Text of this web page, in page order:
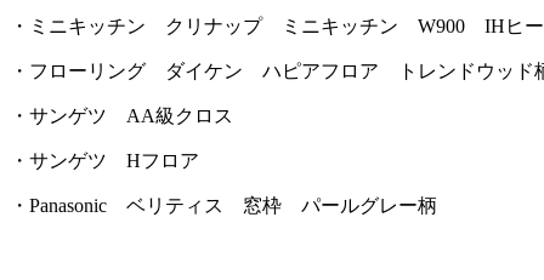
・ミニキッチン クリナップ ミニキッチン W900 IHヒー
・フローリング ダイケン ハピアフロア トレンドウッド
・サンゲツ AA級クロス
・サンゲツ Hフロア
・Panasonic ベリティス 窓枠 パールグレー柄